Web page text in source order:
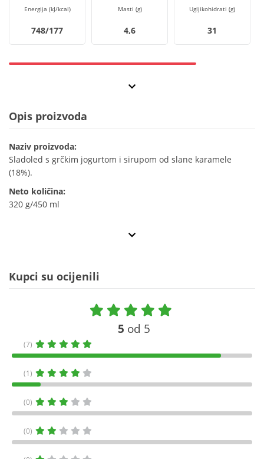
Energija (kJ/kcal)
748/177
Masti (g)
4,6
Ugljikohidrati (g)
31
Opis proizvoda
Naziv proizvoda:
Sladoled s grčkim jogurtom i sirupom od slane karamele
(18%).
Neto količina:
320 g/450 ml
Kupci su ocijenili
5 od 5
(7)
(1)
(0)
(0)